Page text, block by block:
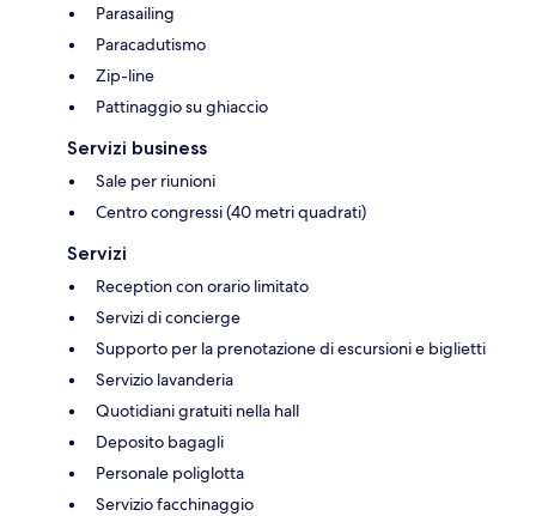
Parasailing
Paracadutismo
Zip-line
Pattinaggio su ghiaccio
Servizi business
Sale per riunioni
Centro congressi (40 metri quadrati)
Servizi
Reception con orario limitato
Servizi di concierge
Supporto per la prenotazione di escursioni e biglietti
Servizio lavanderia
Quotidiani gratuiti nella hall
Deposito bagagli
Personale poliglotta
Servizio facchinaggio